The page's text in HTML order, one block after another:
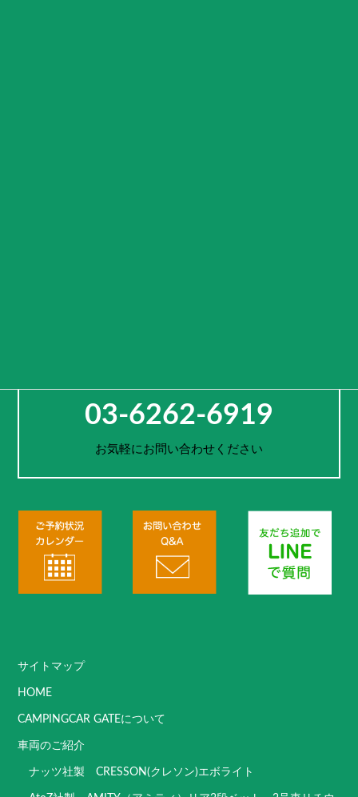
03-6262-6919
お気軽にお問い合わせください
サイトマップ
HOME
CAMPINGCAR GATEについて
車両のご紹介
ナッツ社製 CRESSON(クレソン)エボライト